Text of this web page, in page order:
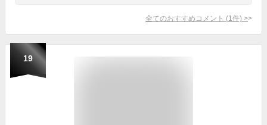
全てのおすすめコメント (1 件) >
19